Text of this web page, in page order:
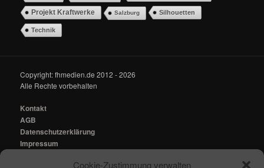
Cookie-Zustimmung verwalten
Projekt Kraftwerke Salzburg Silhouetten
Technik
Copyright: fhmedien.de 2012 - 2026
Alle Rechte vorbehalten
Kontakt
AGB
Datenschutzerklärung
Impressum